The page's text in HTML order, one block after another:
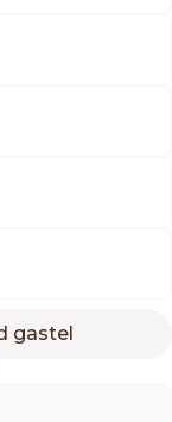
gastel